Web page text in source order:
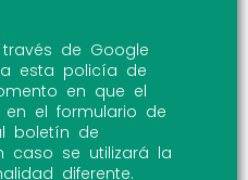
de Google
esta policía de
en que el
el formulario de
boletín de
caso se utilizará la
diferente.